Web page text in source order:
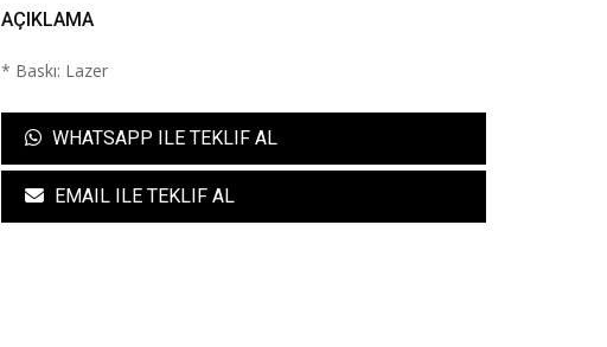
AÇIKLAMA
* Baskı: Lazer
WHATSAPP ILE TEKLIF AL
EMAIL ILE TEKLIF AL